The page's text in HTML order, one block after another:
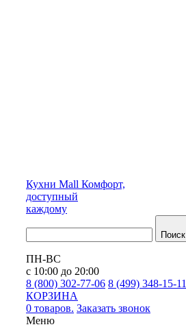
Кухни Mall Комфорт,
доступный
каждому
Поиск
ПН-ВС
с 10:00 до 20:00
8 (800) 302-77-06 8 (499) 348-15-11
КОРЗИНА
0 товаров. Заказать звонок
Меню